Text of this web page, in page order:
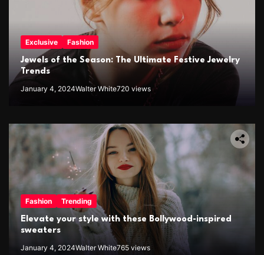
Exclusive Fashion
Jewels of the Season: The Ultimate Festive Jewelry
Trends
January 4, 2024Walter White720 views
Fashion Trending
Elevate your style with these Bollywood-inspired
sweaters
January 4, 2024Walter White765 views